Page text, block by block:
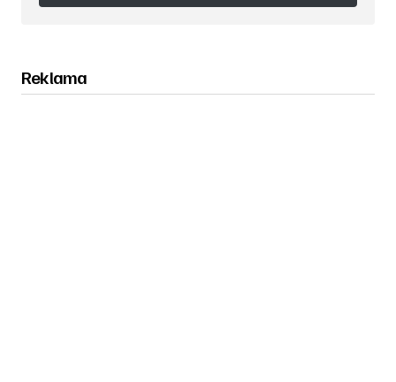
Obserwuj nas na Instagramie
Reklama